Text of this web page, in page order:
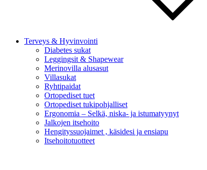
Terveys & Hyvinvointi
Diabetes sukat
Leggingsit & Shapewear
Merinovilla alusasut
Villasukat
Ryhtipaidat
Ortopediset tuet
Ortopediset tukipohjalliset
Ergonomia – Selkä, niska- ja istumatyynyt
Jalkojen itsehoito
Hengityssuojaimet , käsidesi ja ensiapu
Itsehoitotuotteet